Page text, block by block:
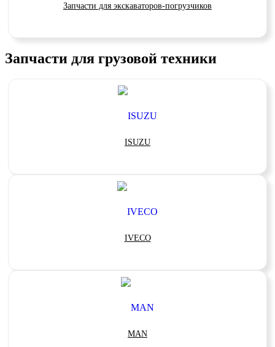
Запчасти для экскаваторов-погрузчиков
Запчасти для грузовой техники
ISUZU
IVECO
MAN